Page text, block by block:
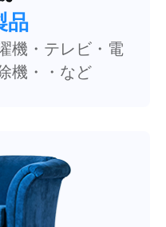
品
機・テレビ・電
機・・など